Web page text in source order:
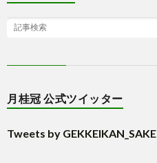
月桂冠 公式ツイッター
Tweets by GEKKEIKAN_SAKE